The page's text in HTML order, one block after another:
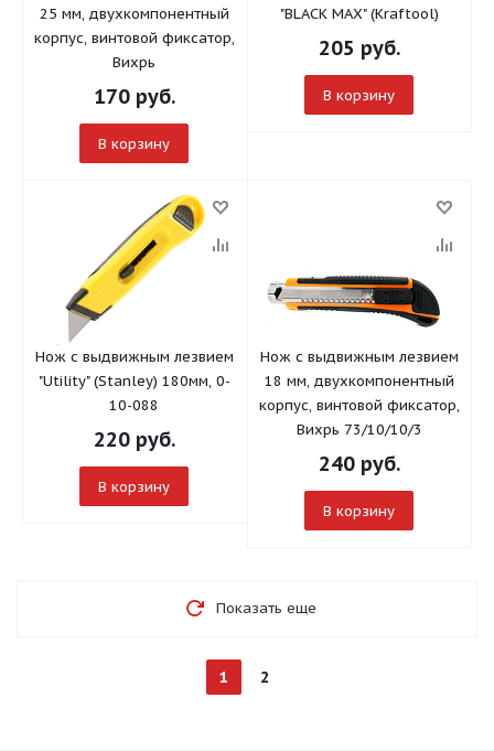
25 мм, двухкомпонентный
корпус, винтовой фиксатор,
Вихрь
170руб.
В корзину
"BLACK MAX" (Kraftool)
205 руб.
В корзину
Нож с выдвижным лезвием
"Utility" (Stanley) 180мм, 0-
10-088
220руб.
В корзину
Нож с выдвижным лезвием
18 мм, двухкомпонентный
корпус, винтовой фиксатор,
Вихрь 73/10/10/3
240руб.
В корзину
Показать еще
1 2